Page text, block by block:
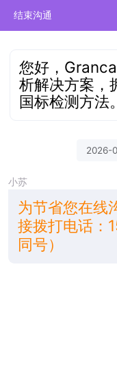
结束沟通
您好，
析解决方案，
国标检测方法。
2026-
小苏
为节省您在线
接拨打电话
同号）